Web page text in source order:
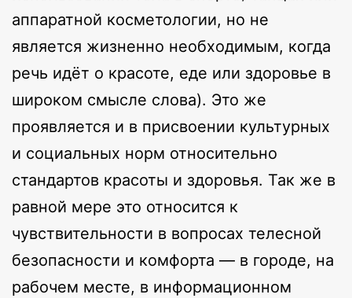
аппаратной косметологии, но не
является жизненно необходимым, когда
речь идёт о красоте, еде или здоровье в
широком смысле слова). Это же
проявляется и в присвоении культурных
и социальных норм относительно
стандартов красоты и здоровья. Так же в
равной мере это относится к
чувствительности в вопросах телесной
безопасности и комфорта — в городе, на
рабочем месте, в информационном